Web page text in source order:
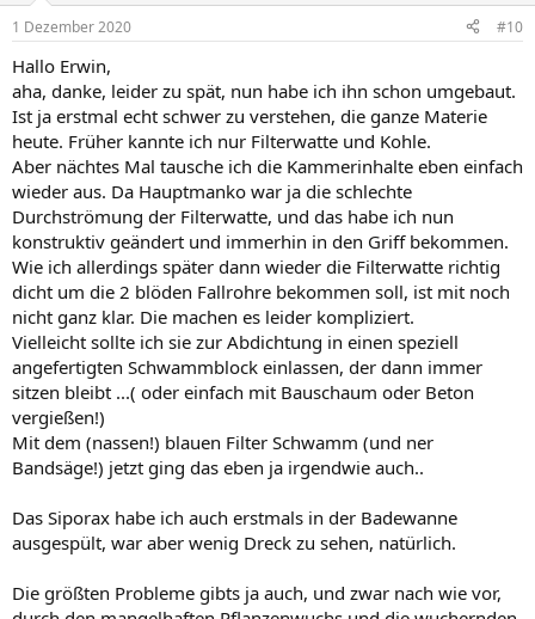
1 Dezember 2020 #10
Hallo Erwin,
aha, danke, leider zu spät, nun habe ich ihn schon umgebaut.
Ist ja erstmal echt schwer zu verstehen, die ganze Materie
heute. Früher kannte ich nur Filterwatte und Kohle.
Aber nächtes Mal tausche ich die Kammerinhalte eben einfach
wieder aus. Da Hauptmanko war ja die schlechte
Durchströmung der Filterwatte, und das habe ich nun
konstruktiv geändert und immerhin in den Griff bekommen.
Wie ich allerdings später dann wieder die Filterwatte richtig
dicht um die 2 blöden Fallrohre bekommen soll, ist mit noch
nicht ganz klar. Die machen es leider kompliziert.
Vielleicht sollte ich sie zur Abdichtung in einen speziell
angefertigten Schwammblock einlassen, der dann immer
sitzen bleibt ...( oder einfach mit Bauschaum oder Beton
vergießen!)
Mit dem (nassen!) blauen Filter Schwamm (und ner
Bandsäge!) jetzt ging das eben ja irgendwie auch..
Das Siporax habe ich auch erstmals in der Badewanne
ausgespült, war aber wenig Dreck zu sehen, natürlich.
Die größten Probleme gibts ja auch, und zwar nach wie vor,